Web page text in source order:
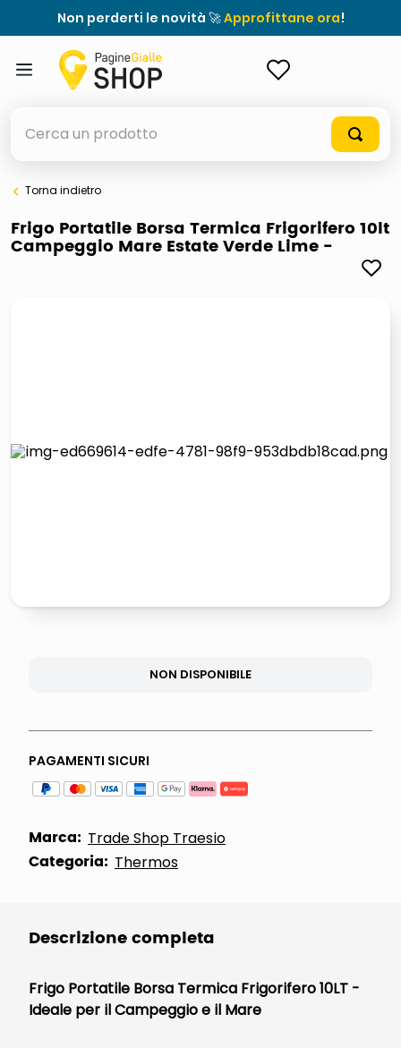
Non perderti le novità 🚀Approfittane ora!
elenchi telefonici
orologio parete
Torna indietro
Frigo Portatile Borsa Termica Frigorifero 10lt
Campeggio Mare Estate Verde Lime -
NON DISPONIBILE
PAGAMENTI SICURI
Marca: Trade Shop Traesio
Categoria: Thermos
Descrizione completa
Frigo Portatile Borsa Termica Frigorifero 10LT -
Ideale per il Campeggio e il Mare